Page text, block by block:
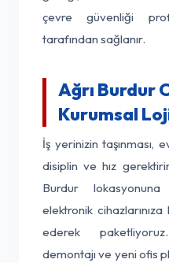
çevre güvenliği
tarafından sağlanır.
Ağrı Burdur
Kurumsal
İş yerinizin taşınması,
disiplin ve hız
Burdur lokasyonuna
elektronik
ederek
demontajı ve yeni ofis